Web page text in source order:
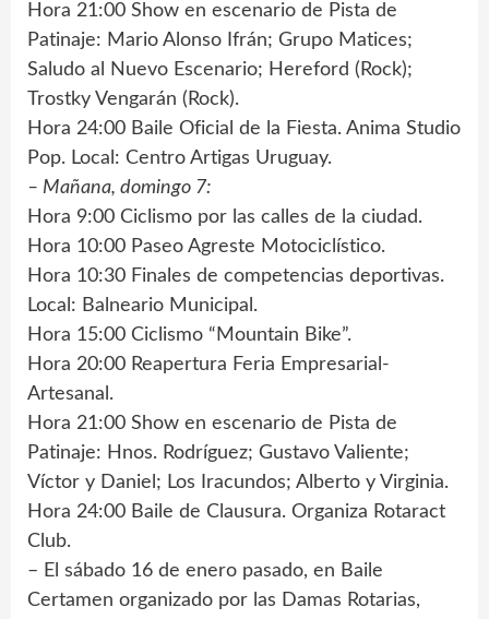
Hora 21:00 Show en escenario de Pista de
Patinaje: Mario Alonso Ifrán; Grupo Matices;
Saludo al Nuevo Escenario; Hereford (Rock);
Trostky Vengarán (Rock).
Hora 24:00 Baile Oficial de la Fiesta. Anima Studio
Pop. Local: Centro Artigas Uruguay.
– Mañana, domingo 7:
Hora 9:00 Ciclismo por las calles de la ciudad.
Hora 10:00 Paseo Agreste Motociclístico.
Hora 10:30 Finales de competencias deportivas.
Local: Balneario Municipal.
Hora 15:00 Ciclismo “Mountain Bike”.
Hora 20:00 Reapertura Feria Empresarial-
Artesanal.
Hora 21:00 Show en escenario de Pista de
Patinaje: Hnos. Rodríguez; Gustavo Valiente;
Víctor y Daniel; Los Iracundos; Alberto y Virginia.
Hora 24:00 Baile de Clausura. Organiza Rotaract
Club.
– El sábado 16 de enero pasado, en Baile
Certamen organizado por las Damas Rotarias,